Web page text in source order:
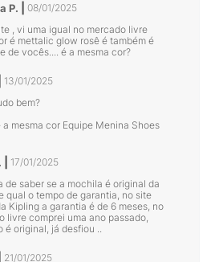
P.
08/01/2025
, vi uma igual no mercado livre
é mettalic glow rosê é também é
de vocês.... é a mesma cor?
13/01/2025
bem?
a mesma cor Equipe Menina Shoes
17/01/2025
de saber se a mochila é original da
qual o tempo de garantia, no site
Kipling a garantia é de 6 meses, no
livre comprei uma ano passado,
é original, já desfiou ..
21/01/2025